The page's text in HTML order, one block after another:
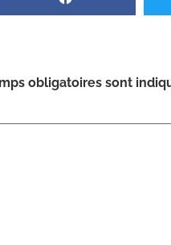
obligatoires sont